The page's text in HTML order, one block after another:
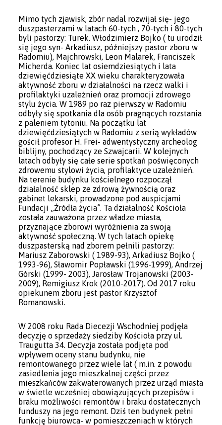
Mimo tych zjawisk, zbór nadal rozwijał się- jego
duszpasterzami w latach 60-tych , 70-tych i 80-tych
byli pastorzy: Turek. Włodzimierz Bojko ( tu urodził
się jego syn- Arkadiusz, późniejszy pastor zboru w
Radomiu), Majchrowski, Leon Malarek, Franciszek
Micherda. Koniec lat osiemdziesiątych i lata
dziewięćdziesiąte XX wieku charakteryzowała
aktywność zboru w działalności na rzecz walki i
profilaktyki uzależnień oraz promocji zdrowego
stylu życia. W 1989 po raz pierwszy w Radomiu
odbyły się spotkania dla osób pragnących rozstania
z paleniem tytoniu. Na początku lat
dziewięćdziesiątych w Radomiu z serią wykładów
gościł profesor H. Frei- adwentystyczny archeolog
biblijny, pochodzący ze Szwajcarii. W kolejnych
latach odbyły się całe serie spotkań poświęconych
zdrowemu stylowi życia, profilaktyce uzależnień.
Na terenie budynku kościelnego rozpoczął
działalność sklep ze zdrową żywnością oraz
gabinet lekarski, prowadzone pod auspicjami
Fundacji „Źródła życia”. Ta działalność Kościoła
została zauważona przez władze miasta,
przyznające zborowi wyróżnienia za swoją
aktywność społeczną. W tych latach opiekę
duszpasterską nad zborem pełnili pastorzy:
Mariusz Zaborowski ( 1989-93), Arkadiusz Bojko (
1993-96), Sławomir Popławski (1996-1999), Andrzej
Górski (1999- 2003), Jarosław Trojanowski (2003-
2009), Remigiusz Krok (2010-2017). Od 2017 roku
opiekunem zboru jest pastor Krzysztof
Romanowski.
W 2008 roku Rada Diecezji Wschodniej podjęła
decyzję o sprzedaży siedziby Kościoła przy ul.
Traugutta 34. Decyzja została podjęta pod
wpływem oceny stanu budynku, nie
remontowanego przez wiele lat ( m.in. z powodu
zasiedlenia jego mieszkalnej części przez
mieszkańców zakwaterowanych przez urząd miasta
w świetle wcześniej obowiązujących przepisów i
braku możliwości remontów i braku dostatecznych
funduszy na jego remont. Dziś ten budynek pełni
funkcję biurowca- w pomieszczeniach w których